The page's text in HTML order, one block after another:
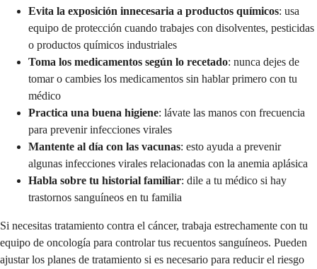
Evita la exposición innecesaria a productos químicos: usa
equipo de protección cuando trabajes con disolventes, pesticidas
o productos químicos industriales
Toma los medicamentos según lo recetado: nunca dejes de
tomar o cambies los medicamentos sin hablar primero con tu
médico
Practica una buena higiene: lávate las manos con frecuencia
para prevenir infecciones virales
Mantente al día con las vacunas: esto ayuda a prevenir
algunas infecciones virales relacionadas con la anemia aplásica
Habla sobre tu historial familiar: dile a tu médico si hay
trastornos sanguíneos en tu familia
Si necesitas tratamiento contra el cáncer, trabaja estrechamente con tu
equipo de oncología para controlar tus recuentos sanguíneos. Pueden
ajustar los planes de tratamiento si es necesario para reducir el riesgo